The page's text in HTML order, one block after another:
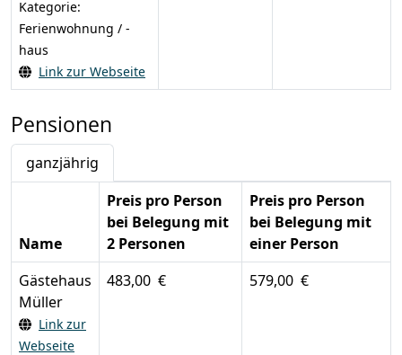
Kategorie:
Ferienwohnung / -
haus
Link zur Webseite
Pensionen
ganzjährig
Name
Preis pro Person
bei Belegung mit
2 Personen
Preis pro Person
bei Belegung mit
einer Person
Gästehaus
Müller
Link zur
Webseite
483,00 € 579,00 €